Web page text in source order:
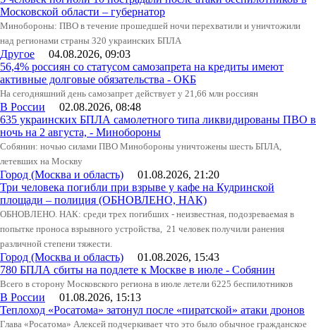
Московской области – губернатор
Минобороны: ПВО в течение прошедшей ночи перехватили и уничтожили
над регионами страны 320 украинских БПЛА
Другое 04.08.2026, 09:03
56,4% россиян со статусом самозапрета на кредиты имеют
активные долговые обязательства - ОКБ
На сегодняшний день самозапрет действует у 21,66 млн россиян
В России 02.08.2026, 08:48
635 украинских БПЛА самолетного типа ликвидированы ПВО в
ночь на 2 августа, - Минобороны
Собянин: ночью силами ПВО Минобороны уничтожены шесть БПЛА,
летевших на Москву
Город (Москва и область) 01.08.2026, 21:20
Три человека погибли при взрыве у кафе на Кудринской
площади – полиция (ОБНОВЛЕНО, НАК)
ОБНОВЛЕНО. НАК: среди трех погибших - неизвестная, подозреваемая в
попытке проноса взрывного устройства, 21 человек получили ранения
различной степени тяжести.
Город (Москва и область) 01.08.2026, 15:43
780 БПЛА сбиты на подлете к Москве в июле - Собянин
Всего в сторону Московского региона в июле летели 6225 беспилотников
В России 01.08.2026, 15:13
Теплоход «Росатома» затонул после «пиратской» атаки дронов
Глава «Росатома» Алексей подчеркивает что это было обычное гражданское